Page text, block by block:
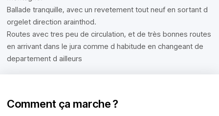
Ballade tranquille, avec un revetement tout neuf en sortant d
orgelet direction arainthod.
Routes avec tres peu de circulation, et de très bonnes routes
en arrivant dans le jura comme d habitude en changeant de
departement d ailleurs
Comment ça marche ?